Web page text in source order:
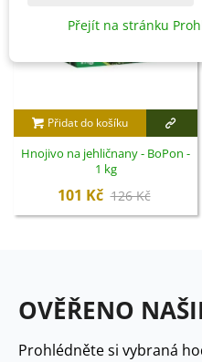
Přidat do košíku
Hnojivo na jehličnany - BoPon -
1 kg
101 Kč 126 Kč
OVĚŘENO
Prohlédněte si vybraná
Přejít na stránku